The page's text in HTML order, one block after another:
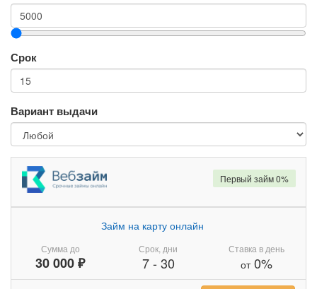
Срок
Вариант выдачи
Сумма до
30 000 ₽
Займ на карту онлайн
Срок, дни
7- 30
Ставка в день
от0%
Первый займ 0%